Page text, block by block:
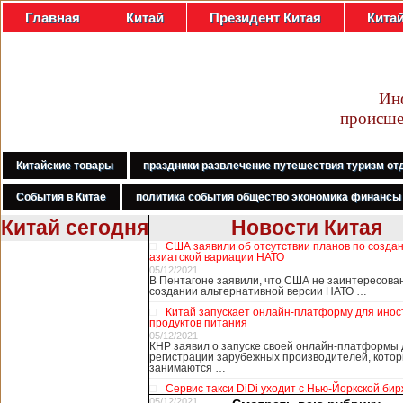
Главная Китай Президент Китая
Китайские товары праздники развлечение путешествия туризм
События в Китае политика события общество экономика финансы
Китай сегодня Новости Китая
США заявили об отсутствии планов по
азиатской вариации НАТО
05/12/2021
В Пентагоне заявили, что США не
создании альтернативной версии НАТО …
Китай запускает онлайн-платформу для
продуктов питания
05/12/2021
КНР заявил о запуске своей онлайн-платформы
регистрации зарубежных производителей,
занимаются …
Сервис такси DiDi уходит с Нью-Йоркской